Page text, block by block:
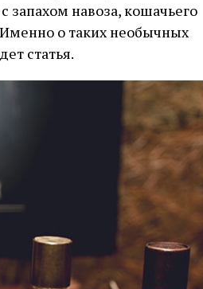
запахом навоза, кошачьего
о таких необычных
статья.